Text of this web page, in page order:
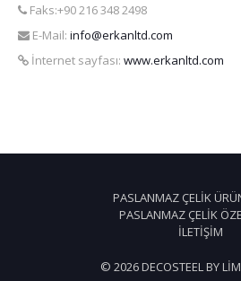
Faks:+90 216 348 2498
E-Mail: info@erkanltd.com
İnternet sayfası: www.erkanltd.com
PASLANMAZ ÇELIK
PASLANMAZ ÇELIK
İLETIŞIM
© 2026 DECOSTEEL BY